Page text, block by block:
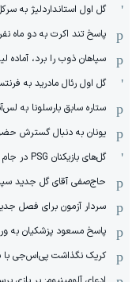
گل اول استانداردلیژ به
پاسخ تند اکرت به دو ماه
سپاهان ذوب را برد، آماده
گل اول رئال مادرید به
ستاره سابق بارسلونا به
یونان به دنبال گسترش
گل‌های بازیکنان PSG در جام جهانی 2026
حاج‌صفی آقای گل جدید
سردار آزمون برای فصل
پاسخ مسعود پزشکیان به
کریک نگذاشت پی‌اس‌جی با